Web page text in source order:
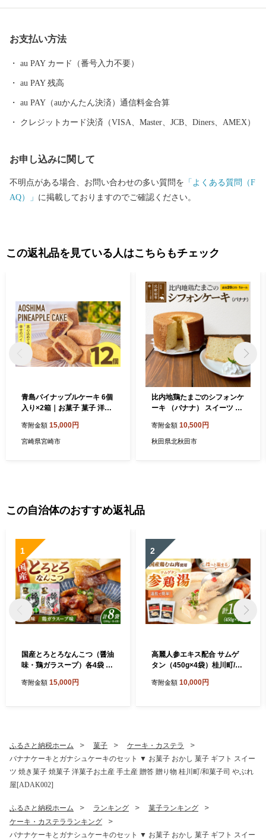
お支払い方法
au PAY カード（番号入力不要）
au PAY 残高
au PAY（auかんたん決済）通信料金合算
クレジットカード決済（VISA、Master、JCB、Diners、AMEX）
お申し込みに関して
不明点がある場合、お問い合わせの多い質問を 「よくある質問（F
AQ）」 に掲載しておりますのでご確認ください。
この返礼品を見ている人はこちらもチェック
青島パイナップルケーキ 6個
入り×2箱｜お菓子 菓子 洋菓
おかし 手土産 パイナップル
ケーキ 完熟 完熟果物 完熟パ
寄せグルメ 人気 オススメ お
すすめ 宮崎県 宮崎市 宮崎｜
寄附金額 15,000円
宮崎県宮崎市
比内地鶏たまごのシフォンケ
ーキ （バナナ） スイーツ デ
子 焼菓子 手土産 [スイーツ
デザート お菓子 おかし 焼き
寄附金額 10,500円
秋田県北秋田市
この自治体のおすすめ返礼品
1
国産とろとろなんこつ（醤油
味・鶏ガラスープ）各4袋 桂
[ADAE024]
寄附金額 15,000円
2
高麗人参エキス配合 サムゲ
タン（450g×4袋）桂川町/マ
23]
寄附金額 10,000円
ふるさと納税ホーム 菓子
ケーキ・カステラ
バナナケーキとガナシュケーキのセット ▼ お菓子 おかし 菓子 ギフト スイー
ツ 焼き菓子 焼菓子 洋菓子お土産 手土産 贈答 贈り物 桂川町/和菓子司 やぶれ
屋[ADAK002]
ふるさと納税ホーム ランキング
菓子ランキング
ケーキ・カステラランキング
バナナケーキとガナシュケーキのセット ▼ お菓子 おかし 菓子 ギフト スイー